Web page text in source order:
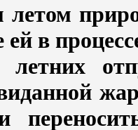
летом
в